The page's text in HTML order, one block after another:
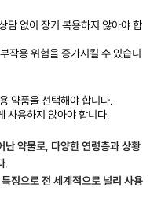
담 없이 장기 복용하지 않아야 합
작용 위험을 증가시킬 수 있습니
약품을 선택해야 합니다.
사용하지 않아야 합니다.
난 약물로, 다양한 연령층과 상황
.
징으로 전 세계적으로 널리 사용